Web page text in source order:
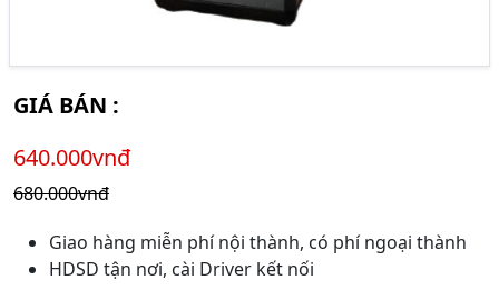
GIÁ BÁN :
640.000vnđ
680.000vnđ
Giao hàng miễn phí nội thành, có phí ngoại thành
HDSD tận nơi, cài Driver kết nối